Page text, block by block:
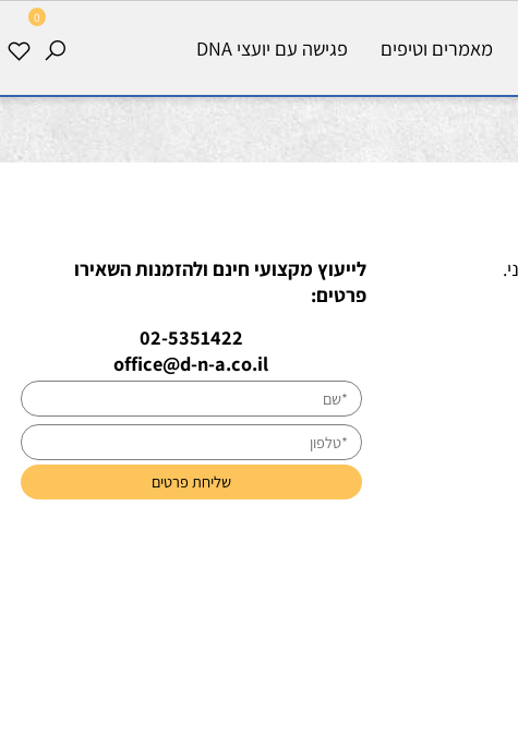
0
מאמרים וטיפים פגישה עם יועצי DNA
לייעוץ מקצועי חינם ולהזמנות השאירו
פרטים:
02-5351422
office@d-n-a.co.il